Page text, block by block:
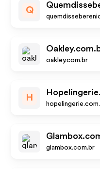
Q
oakley.com.br
H
glambox.com.br